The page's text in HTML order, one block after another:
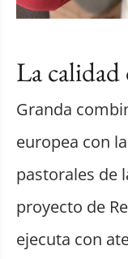
La
Granda
europea con
pastorales de
proyecto de
ejecuta con